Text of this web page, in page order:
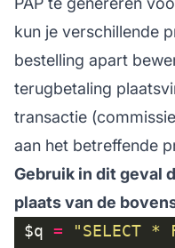
kun je verschillende
bestelling apart
terugbetaling
transactie
aan het betreffende
Gebruik in dit geval
plaats van de
$q =
"SELECT *